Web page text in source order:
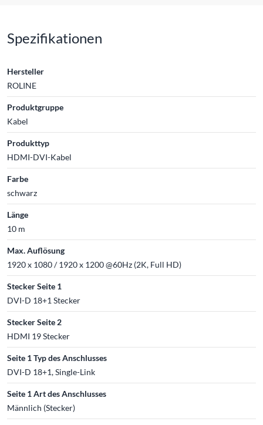
Spezifikationen
Hersteller
ROLINE
Produktgruppe
Kabel
Produkttyp
HDMI-DVI-Kabel
Farbe
schwarz
Länge
10 m
Max. Auflösung
1920 x 1080 / 1920 x 1200 @60Hz (2K, Full HD)
Stecker Seite 1
DVI-D 18+1 Stecker
Stecker Seite 2
HDMI 19 Stecker
Seite 1 Typ des Anschlusses
DVI-D 18+1, Single-Link
Seite 1 Art des Anschlusses
Männlich (Stecker)